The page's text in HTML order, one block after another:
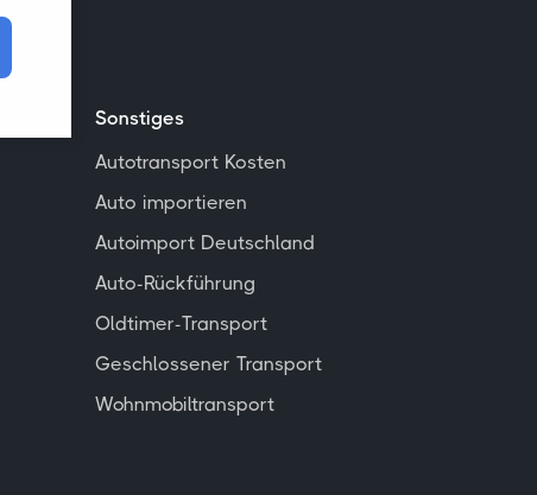
Sonstiges
Autotransport Kosten
Auto importieren
Autoimport Deutschland
Auto-Rückführung
Oldtimer-Transport
Geschlossener Transport
Wohnmobiltransport